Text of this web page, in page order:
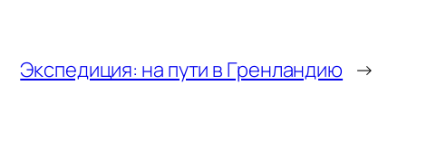
Экспедиция: на пути в Гренландию →